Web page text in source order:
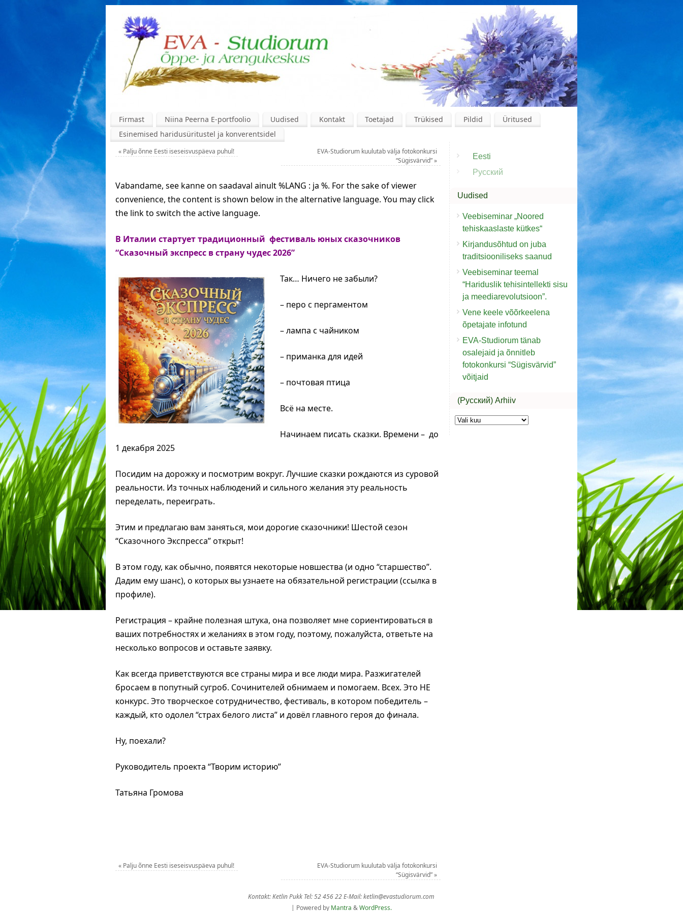
Firmast Niina Peerna E-portfoolio Uudised Kontakt Toetajad Trükised Pildid
Üritused
Esinemised haridusüritustel ja konverentsidel
« Palju õnne Eesti iseseisvuspäeva puhul!
EVA-Studiorum kuulutab välja fotokonkursi
“Sügisvärvid”»
Vabandame, see kanne on saadaval ainult %LANG : ja %. For the sake of viewer
convenience, the content is shown below in the alternative language. You may click
the link to switch the active language.
В Италии стартует традиционный фестиваль юных сказочников
“Сказочный экспресс в страну чудес 2026”
Так… Ничего не забыли?
– перо с пергаментом
– лампа с чайником
– приманка для идей
– почтовая птица
Всё на месте.
Начинаем писать сказки. Времени – до
1 декабря 2025
Посидим на дорожку и посмотрим вокруг. Лучшие сказки рождаются из суровой
реальности. Из точных наблюдений и сильного желания эту реальность
переделать, переиграть.
Этим и предлагаю вам заняться, мои дорогие сказочники! Шестой сезон
“Сказочного Экспресса” открыт!
В этом году, как обычно, появятся некоторые новшества (и одно “старшество”.
Дадим ему шанс), о которых вы узнаете на обязательной регистрации (ссылка в
профиле).
Регистрация – крайне полезная штука, она позволяет мне сориентироваться в
ваших потребностях и желаниях в этом году, поэтому, пожалуйста, ответьте на
несколько вопросов и оставьте заявку.
Как всегда приветствуются все страны мира и все люди мира. Разжигателей
бросаем в попутный сугроб. Сочинителей обнимаем и помогаем. Всех. Это НЕ
конкурс. Это творческое сотрудничество, фестиваль, в котором победитель –
каждый, кто одолел “страх белого листа” и довёл главного героя до финала.
Ну, поехали?
Руководитель проекта “Творим историю”
Татьяна Громова
« Palju õnne Eesti iseseisvuspäeva puhul!
EVA-Studiorum kuulutab välja fotokonkursi
“Sügisvärvid”»
Eesti
Русский
Uudised
Veebiseminar „Noored
tehiskaaslaste kütkes“
Kirjandusõhtud on juba
traditsiooniliseks saanud
Veebiseminar teemal
“Hariduslik tehisintellekti sisu
ja meediarevolutsioon”.
Vene keele võõrkeelena
õpetajate infotund
EVA-Studiorum tänab
osalejaid ja õnnitleb
fotokonkursi “Sügisvärvid”
võitjaid
(Русский) Arhiiv
Kontakt: Ketlin Pukk Tel: 52 456 22 E-Mail: ketlin@evastudiorum.com
| Powered by Mantra &WordPress.